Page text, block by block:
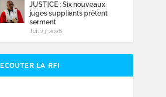
JUSTICE : Six nouveaux
juges suppliants prêtent
serment
Juil 23, 2026
ECOUTER LA RFI